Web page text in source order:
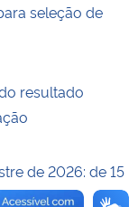
seleção de
resultado
de 2026: de 15